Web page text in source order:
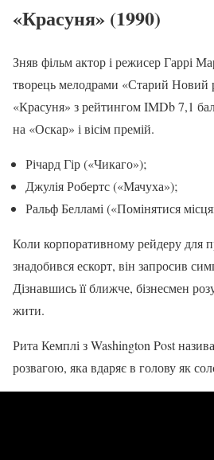
«Красуня» (1990)
Зняв фільм актор і режисер Гаррі
творець мелодрами «Старий Новий
«Красуня» з рейтингом IMDb 7,1
на «Оскар» і вісім премій.
Річард Гір («Чикаго»);
Джулія Робертс («Мачуха»);
Ральф Белламі («Помінятися
Коли корпоративному рейдеру для
знадобився ескорт, він запросив
Дізнавшись її ближче, бізнесмен
жити.
Рита Кемплі з Washington Post
розвагою, яка вдаряє в голову як